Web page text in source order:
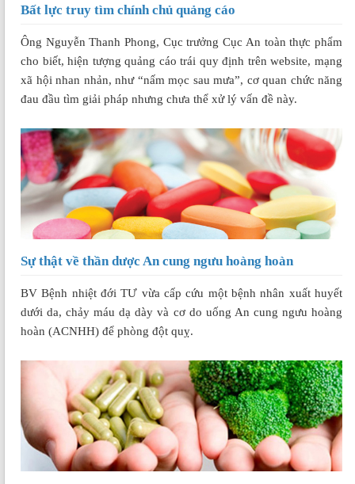
Bất lực truy tìm chính chủ quảng cáo
Ông Nguyễn Thanh Phong, Cục trưởng Cục An toàn thực phẩm
cho biết, hiện tượng quảng cáo trái quy định trên website, mạng
xã hội nhan nhản, như “nấm mọc sau mưa”, cơ quan chức năng
đau đầu tìm giải pháp nhưng chưa thể xử lý vấn đề này.
Sự thật về thần dược An cung ngưu hoàng hoàn
BV Bệnh nhiệt đới TƯ vừa cấp cứu một bệnh nhân xuất huyết
dưới da, chảy máu dạ dày và cơ do uống An cung ngưu hoàng
hoàn (ACNHH) để phòng đột quỵ.